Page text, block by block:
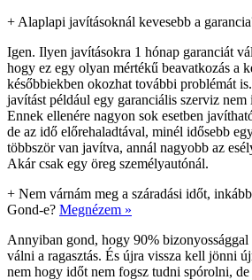
+ Alaplapi javításoknál kevesebb a
Igen. Ilyen javításokra 1 hónap garanciát
hogy ez egy olyan mértékű beavatkozás a
későbbiekben okozhat további problémát
javítást például egy garanciális szerviz
Ennek ellenére nagyon sok esetben
de az idő előrehaladtával, minél idősebb
többször van javítva, annál nagyobb az
Akár csak egy öreg személyautónál.
+ Nem várnám meg a száradási időt,
Gond-e? Megnézem »
Annyiban gond, hogy 90%
válni a ragasztás. És újra vissza kell jönni
nem hogy időt nem fogsz tudni spórolni,